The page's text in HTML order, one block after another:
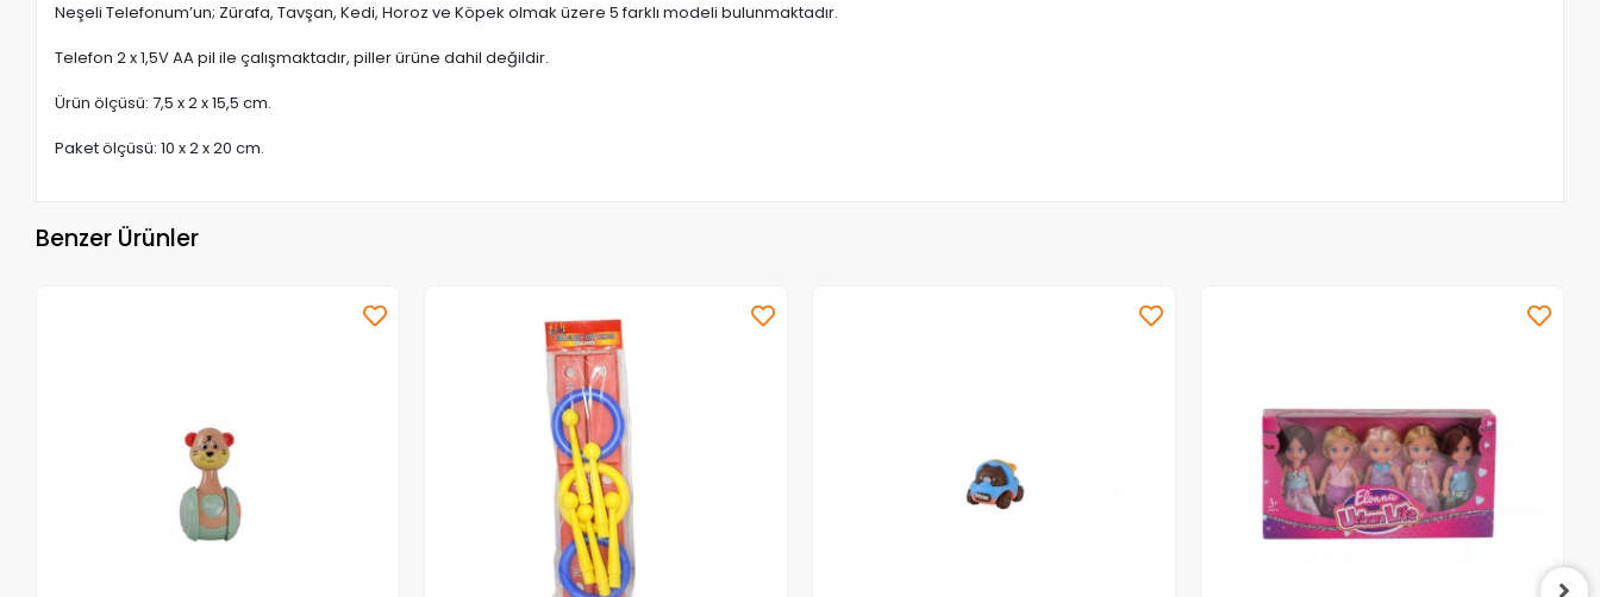
Neşeli Telefonum’un; Zürafa, Tavşan, Kedi, Horoz ve Köpek olmak üzere 5 farklı modeli bulunmaktadır.
Telefon 2 x 1,5V AA pil ile çalışmaktadır, piller ürüne dahil değildir.
Ürün ölçüsü: 7,5 x 2 x 15,5 cm.
Paket ölçüsü: 10 x 2 x 20 cm.
Benzer Ürünler